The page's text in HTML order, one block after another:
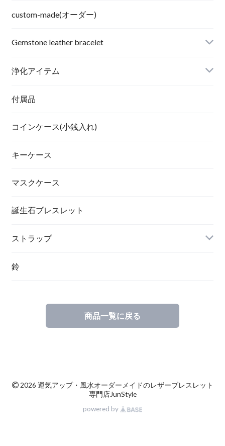
custom-made(オーダー)
Gemstone leather bracelet
浄化アイテム
付属品
コインケース(小銭入れ)
キーケース
マスクケース
誕生石ブレスレット
ストラップ
鈴
商品一覧に戻る
© 2026 運気アップ・風水オーダーメイドのレザーブレスレット
専門店JunStyle
powered by